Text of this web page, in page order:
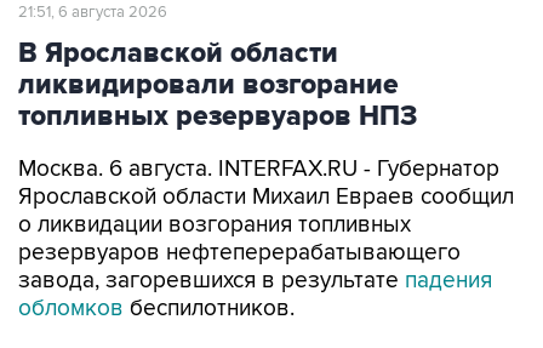
ликвидировали возгорание
топливных резервуаров НПЗ
Москва. 6 августа. INTERFAX.RU - Губернатор
о ликвидации возгорания топливных
резервуаров нефтеперерабатывающего
завода, загоревшихся в результатепадения
обломковбеспилотников.
"На ликвидацию пожара было привлечено 102